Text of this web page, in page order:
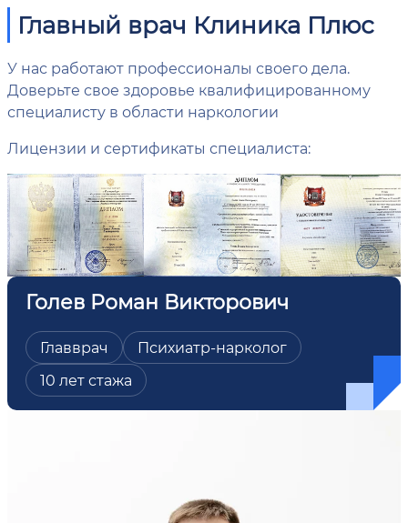
Главный врач Клиника Плюс
У нас работают профессионалы своего дела.
Доверьте свое здоровье квалифицированному
специалисту в области наркологии
Лицензии и сертификаты специалиста:
Голев Роман Викторович
Главврач
Психиатр-нарколог
10 лет стажа